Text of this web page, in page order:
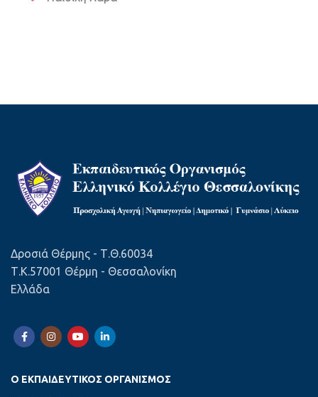
Δροσιά Θέρμης - Τ.Θ.60034
Τ.Κ.57001 Θέρμη - Θεσσαλονίκη
Ελλάδα
Ο ΕΚΠΑΙΔΕΥΤΙΚΌΣ ΟΡΓΑΝΙΣΜΌΣ